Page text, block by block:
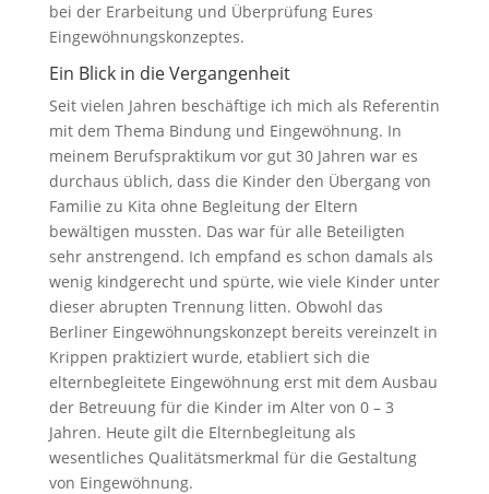
bei der Erarbeitung und Überprüfung Eures
Eingewöhnungskonzeptes.
Ein Blick in die Vergangenheit
Seit vielen Jahren beschäftige ich mich als Referentin
mit dem Thema Bindung und Eingewöhnung. In
meinem Berufspraktikum vor gut 30 Jahren war es
durchaus üblich, dass die Kinder den Übergang von
Familie zu Kita ohne Begleitung der Eltern
bewältigen mussten. Das war für alle Beteiligten
sehr anstrengend. Ich empfand es schon damals als
wenig kindgerecht und spürte, wie viele Kinder unter
dieser abrupten Trennung litten. Obwohl das
Berliner Eingewöhnungskonzept bereits vereinzelt in
Krippen praktiziert wurde, etabliert sich die
elternbegleitete Eingewöhnung erst mit dem Ausbau
der Betreuung für die Kinder im Alter von 0 – 3
Jahren. Heute gilt die Elternbegleitung als
wesentliches Qualitätsmerkmal für die Gestaltung
von Eingewöhnung.